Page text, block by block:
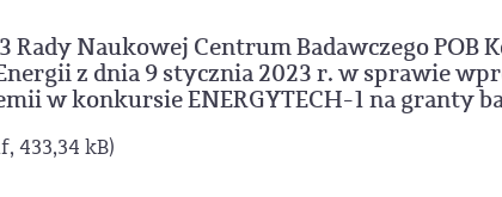
Rady Naukowej Centrum Badawczego POB
z dnia 9 stycznia 2023 r. w sprawie
w konkursie ENERGYTECH-1 na granty
433,34 kB)